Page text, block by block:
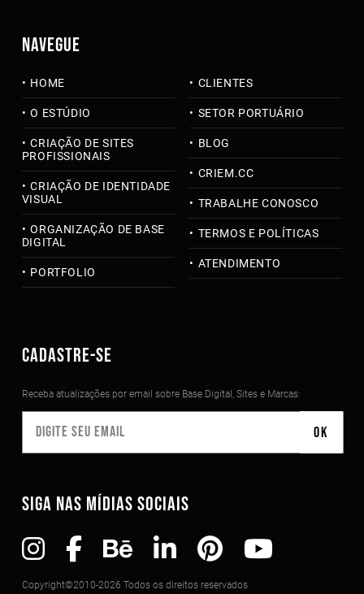
NAVEGUE
HOME
O ESTÚDIO
CRIAÇÃO DE SITES
PROFISSIONAIS
CRIAÇÃO DE IDENTIDADE
VISUAL
ORGANIZAÇÃO DE BASE
DIGITAL
PORTFOLIO
CLIENTES
SETOR PORTUÁRIO
BLOG
CRIEM.CC
TRABALHE CONOSCO
TERMOS E POLÍTICAS
ATENDIMENTO
CADASTRE-SE
Receba atualizações por email sobre Base Digital, Sites e Marcas:
SIGA NAS MÍDIAS SOCIAIS
Copyright©2010-2026 Todos os direitos reservados